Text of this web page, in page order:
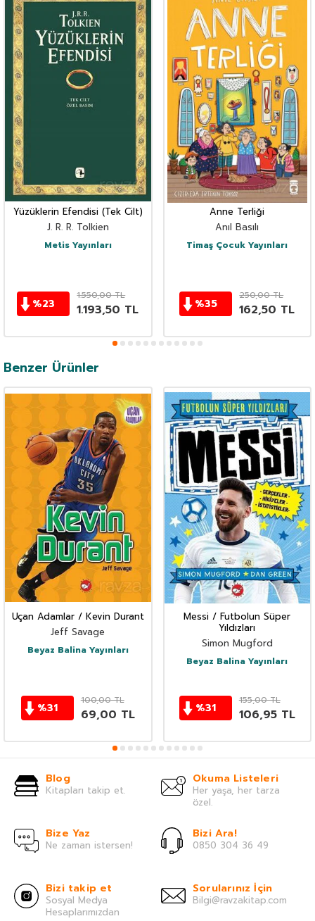
Yüzüklerin Efendisi (Tek Cilt)
J. R. R. Tolkien
Metis Yayınları
%23
1.550,00TL
1.193,50 TL
Anne Terliği
Anıl Basılı
Timaş Çocuk Yayınları
%35
250,00TL
162,50 TL
Benzer Ürünler
Uçan Adamlar / Kevin Durant
Jeff Savage
Beyaz Balina Yayınları
%31
100,00TL
69,00 TL
Messi / Futbolun Süper
Yıldızları
Simon Mugford
Beyaz Balina Yayınları
%31
155,00TL
106,95TL
Blog
Kitapları takip et.
Okuma Listeleri
Her yaşa, her tarza
özel.
Bize Yaz
Ne zaman istersen!
Bizi Ara!
0850 304 36 49
Bizi takip et
Sosyal Medya
Hesaplarımızdan
Sorularınız İçin
Bilgi@ravzakitap.com